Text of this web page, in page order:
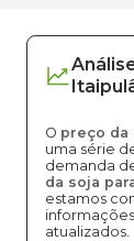
O preço da
uma série
demanda
da soja
estamos
atualizados.